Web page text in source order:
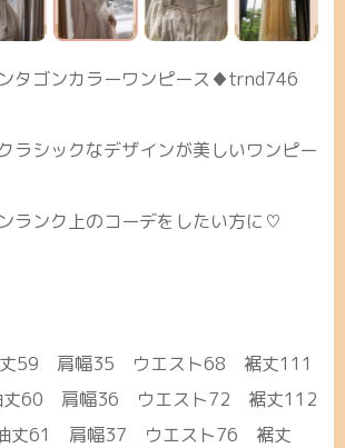
タゴンカラーワンピース♦trnd746
ラシックなデザインが美しいワンピー
ランク上のコーデをしたい方に♡
59 肩幅35 ウエスト68 裾丈111
丈60 肩幅36 ウエスト72 裾丈112
丈61 肩幅37 ウエスト76 裾丈